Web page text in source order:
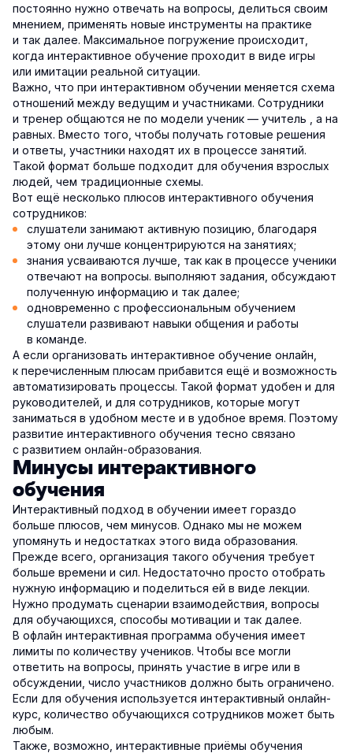
постоянно нужно отвечать на вопросы, делиться своим
мнением, применять новые инструменты на практике
и так далее. Максимальное погружение происходит,
когда интерактивное обучение проходит в виде игры
или имитации реальной ситуации.
Важно, что при интерактивном обучении меняется схема
отношений между ведущим и участниками. Сотрудники
и тренер общаются не по модели ученик — учитель , а на
равных. Вместо того, чтобы получать готовые решения
и ответы, участники находят их в процессе занятий.
Такой формат больше подходит для обучения взрослых
людей, чем традиционные схемы.
Вот ещё несколько плюсов интерактивного обучения
сотрудников:
слушатели занимают активную позицию, благодаря
этому они лучше концентрируются на занятиях;
знания усваиваются лучше, так как в процессе ученики
отвечают на вопросы. выполняют задания, обсуждают
полученную информацию и так далее;
одновременно с профессиональным обучением
слушатели развивают навыки общения и работы
в команде.
А если организовать интерактивное обучение онлайн,
к перечисленным плюсам прибавится ещё и возможность
автоматизировать процессы. Такой формат удобен и для
руководителей, и для сотрудников, которые могут
заниматься в удобном месте и в удобное время. Поэтому
развитие интерактивного обучения тесно связано
с развитием онлайн-образования.
Минусы интерактивного
обучения
Интерактивный подход в обучении имеет гораздо
больше плюсов, чем минусов. Однако мы не можем
упомянуть и недостатках этого вида образования.
Прежде всего, организация такого обучения требует
больше времени и сил. Недостаточно просто отобрать
нужную информацию и поделиться ей в виде лекции.
Нужно продумать сценарии взаимодействия, вопросы
для обучающихся, способы мотивации и так далее.
В офлайн интерактивная программа обучения имеет
лимиты по количеству учеников. Чтобы все могли
ответить на вопросы, принять участие в игре или в
обсуждении, число участников должно быть ограничено.
Если для обучения используется интерактивный онлайн-
курс, количество обучающихся сотрудников может быть
любым.
Также, возможно, интерактивные приёмы обучения